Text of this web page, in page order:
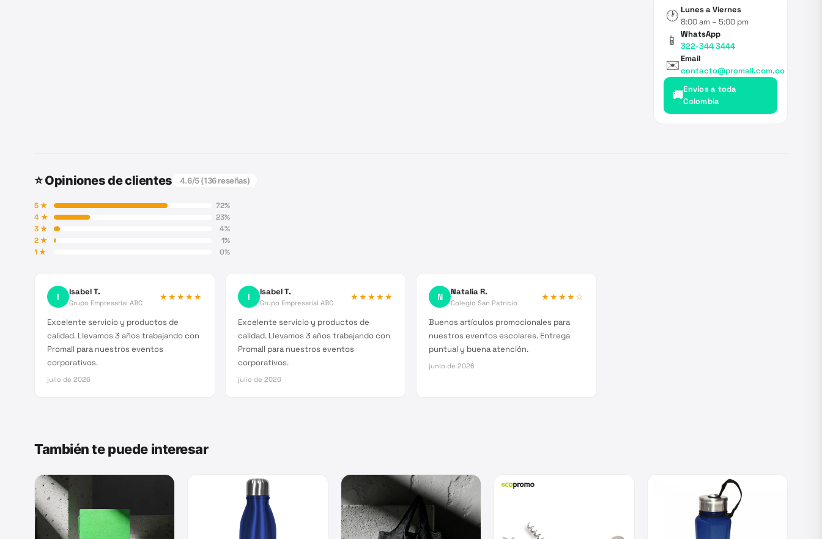
🕐 Lunes a Viernes
8:00 am – 5:00 pm
📱
WhatsApp
322-344 3444
✉️Email
contacto@promall.com.co
🚚Envíos a toda
Colombia
⭐ Opiniones de clientes 4.6/5 (136reseñas)
5★ 72%
4★ 23%
3★ 4%
2★ 1%
1★ 0%
I Isabel T.
Grupo Empresarial ABC
★★★★★
Excelente servicio y productos de
calidad. Llevamos 3 años trabajando con
Promall para nuestros eventos
corporativos.
julio de 2026
I Isabel T.
Grupo Empresarial ABC
★★★★★
Excelente servicio y productos de
calidad. Llevamos 3 años trabajando con
Promall para nuestros eventos
corporativos.
julio de 2026
N Natalia R.
Colegio San Patricio
★★★★☆
Buenos artículos promocionales para
nuestros eventos escolares. Entrega
puntual y buena atención.
junio de 2026
También te puede interesar